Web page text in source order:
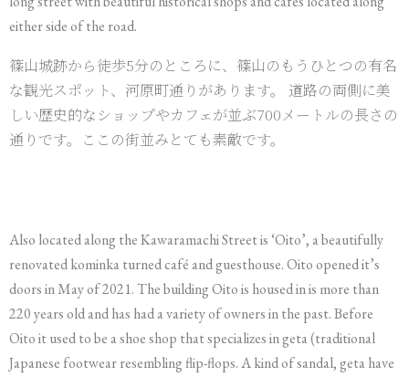
either side of the road.
篠山城跡から徒歩5分のところに、篠山のもうひとつの有名
な観光スポット、河原町通りがあります。 道路の両側に美
しい歴史的なショップやカフェが並ぶ700メートルの長さの
通りです。ここの街並みとても素敵です。
Also located along the Kawaramachi Street is ‘Oito’, a beautifully
renovated kominka turned café and guesthouse. Oito opened it’s
doors in May of 2021. The building Oito is housed in is more than
220 years old and has had a variety of owners in the past. Before
Oito it used to be a shoe shop that specializes in geta (traditional
Japanese footwear resembling flip-flops. A kind of sandal, geta have